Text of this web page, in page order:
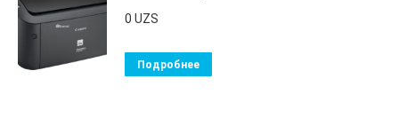
0 UZS
Подробнее